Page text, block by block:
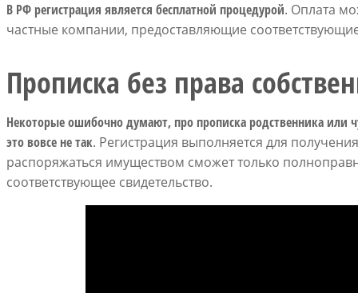
В РФ регистрация является бесплатной процедурой. Оплата
частные компании, предоставляющие
Прописка без права
Некоторые ошибочно думают, про прописка родственника или
это вовсе не так. Регистрация выполняется для
распоряжаться имуществом сможет только
соответствующее свидетельство.